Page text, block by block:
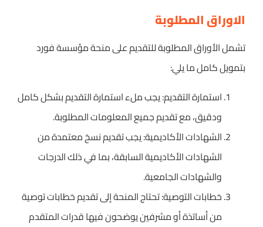
الاوراق المطلوبة
تشمل الأوراق المطلوبة للتقديم على منحة مؤسسة فورد
بتمويل كامل ما يلي:
استمارة التقديم: يجب ملء استمارة التقديم بشكل كامل
ودقيق، مع تقديم جميع المعلومات المطلوبة.
الشهادات الأكاديمية: يجب تقديم نسخ معتمدة من
الشهادات الأكاديمية السابقة، بما في ذلك الدرجات
والشهادات الجامعية.
خطابات التوصية: تحتاج المنحة إلى تقديم خطابات توصية
من أساتذة أو مشرفين يوضحون فيها قدرات المتقدم